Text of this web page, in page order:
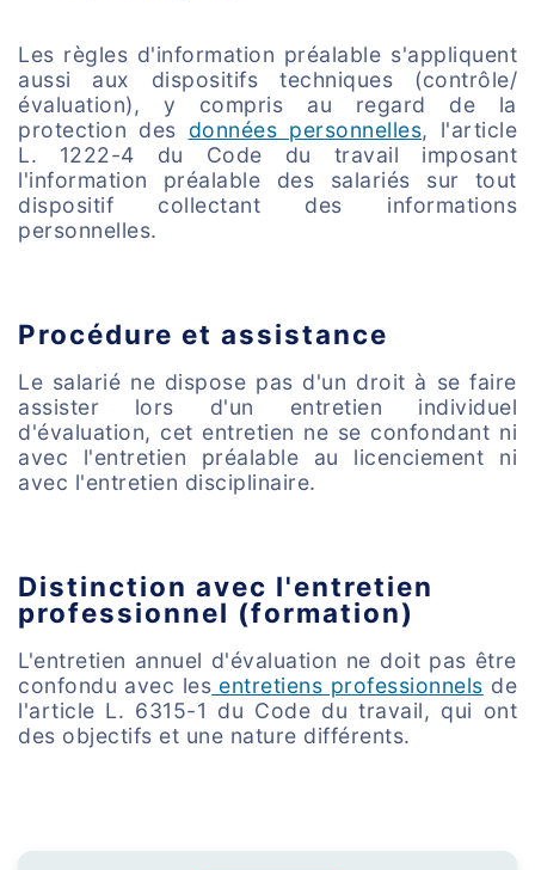
Les règles d'information préalable s'appliquent
aussi aux dispositifs techniques (contrôle/
évaluation), y compris au regard de la
protection des données personnelles, l'article
L. 1222-4 du Code du travail imposant
l'information préalable des salariés sur tout
dispositif collectant des informations
personnelles.
Procédure et assistance
Le salarié ne dispose pas d'un droit à se faire
assister lors d'un entretien individuel
d'évaluation, cet entretien ne se confondant ni
avec l'entretien préalable au licenciement ni
avec l'entretien disciplinaire.
Distinction avec l'entretien
professionnel (formation)
L'entretien annuel d'évaluation ne doit pas être
confondu avec les entretiens professionnels de
l'article L. 6315-1 du Code du travail, qui ont
des objectifs et une nature différents.